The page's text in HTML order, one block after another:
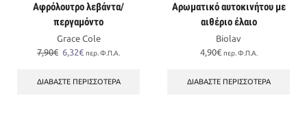
Αφρόλουτρο λεβάντα/
περγαμόντο
Grace Cole
7,90€ Original
was:
6,32€Η
τιμή
περ. Φ.Π.Α.
ΔΙΑΒΆΣΤΕ ΠΕΡΙΣΣΌΤΕΡΑ
Αρωματικό αυτοκινήτου με
αιθέριο έλαιο
Biolav
4,90€ περ. Φ.Π.Α.
ΔΙΑΒΆΣΤΕ ΠΕΡΙΣΣΌΤΕΡΑ